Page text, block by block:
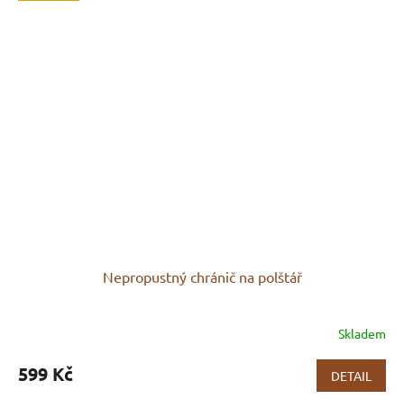
Nepropustný chránič na polštář
produktu
je
Skladem
599 Kč DETAIL